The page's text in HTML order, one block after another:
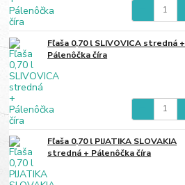
Fľaša 0,70 l SLIVOVICA stredná +
Pálenôčka číra
Fľaša 0,70 l PIJATIKA SLOVAKIA
stredná + Pálenôčka číra